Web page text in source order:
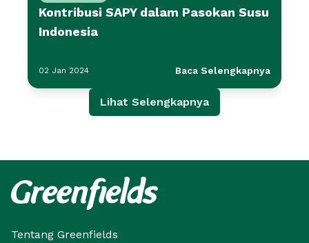
Kontribusi SAPY dalam Pasokan Susu
Indonesia
02 Jan 2024 Baca Selengkapnya
Lihat Selengkapnya
Tentang Greenfields